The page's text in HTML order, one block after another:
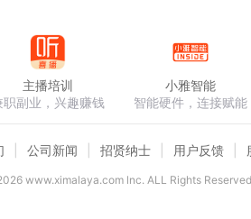
主播培训
职副业，兴趣赚钱
小雅智能
智能硬件，连接赋能
公司新闻 招贤纳士 用户反馈
www.ximalaya.com lnc. ALL Rights Reserved